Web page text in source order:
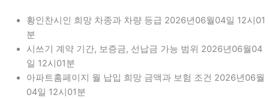
황인찬시인 희망 차종과 차량 등급 2026년06월04일 12시01
분
시쓰기 계약 기간, 보증금, 선납금 가능 범위 2026년06월04
일 12시01분
아파트홈페이지 월 납입 희망 금액과 보험 조건 2026년06월
04일 12시01분